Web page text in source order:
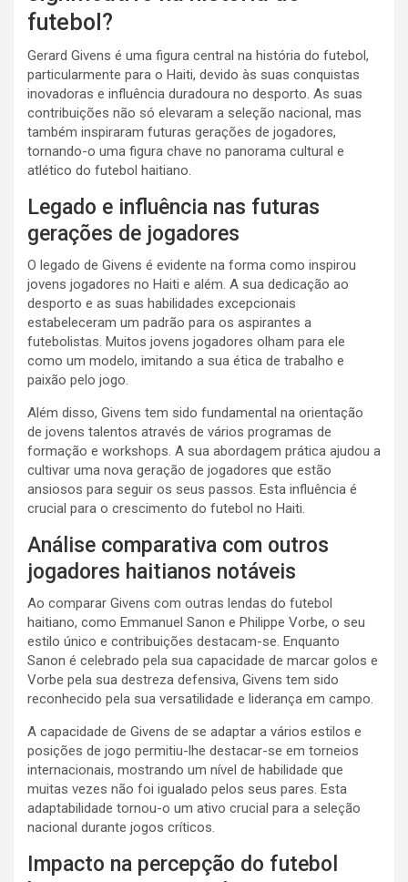
futebol?
Gerard Givens é uma figura central na história do futebol,
particularmente para o Haiti, devido às suas conquistas
inovadoras e influência duradoura no desporto. As suas
contribuições não só elevaram a seleção nacional, mas
também inspiraram futuras gerações de jogadores,
tornando-o uma figura chave no panorama cultural e
atlético do futebol haitiano.
Legado e influência nas futuras
gerações de jogadores
O legado de Givens é evidente na forma como inspirou
jovens jogadores no Haiti e além. A sua dedicação ao
desporto e as suas habilidades excepcionais
estabeleceram um padrão para os aspirantes a
futebolistas. Muitos jovens jogadores olham para ele
como um modelo, imitando a sua ética de trabalho e
paixão pelo jogo.
Além disso, Givens tem sido fundamental na orientação
de jovens talentos através de vários programas de
formação e workshops. A sua abordagem prática ajudou a
cultivar uma nova geração de jogadores que estão
ansiosos para seguir os seus passos. Esta influência é
crucial para o crescimento do futebol no Haiti.
Análise comparativa com outros
jogadores haitianos notáveis
Ao comparar Givens com outras lendas do futebol
haitiano, como Emmanuel Sanon e Philippe Vorbe, o seu
estilo único e contribuições destacam-se. Enquanto
Sanon é celebrado pela sua capacidade de marcar golos e
Vorbe pela sua destreza defensiva, Givens tem sido
reconhecido pela sua versatilidade e liderança em campo.
A capacidade de Givens de se adaptar a vários estilos e
posições de jogo permitiu-lhe destacar-se em torneios
internacionais, mostrando um nível de habilidade que
muitas vezes não foi igualado pelos seus pares. Esta
adaptabilidade tornou-o um ativo crucial para a seleção
nacional durante jogos críticos.
Impacto na percepção do futebol